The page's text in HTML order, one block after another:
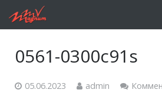
0561-0300c91s
05.06.2023 admin